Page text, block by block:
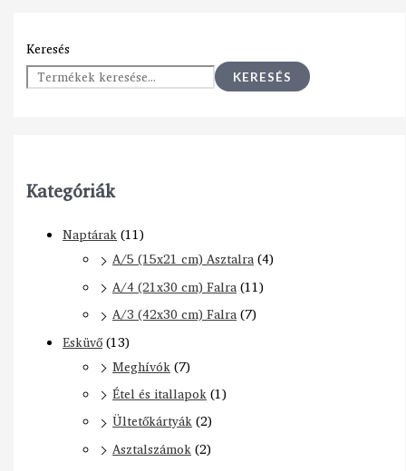
Keresés
KERESÉS
Kategóriák
Naptárak(11)
A/5 (15x21 cm) Asztalra(4)
A/4 (21x30 cm) Falra(11)
A/3 (42x30 cm) Falra(7)
Esküvő(13)
Meghívók(7)
Étel és itallapok(1)
Ültetőkártyák(2)
Asztalszámok(2)